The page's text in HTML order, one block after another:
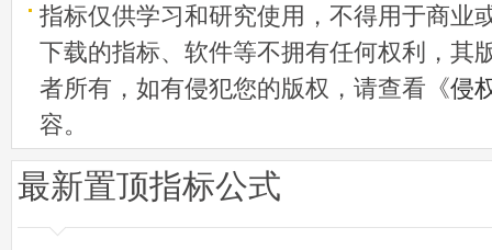
指标仅供学习和研究使用，不得用于商业
下载的指标、软件等不拥有任何权利，其
者所有，如有侵犯您的版权，请查看《侵
容。
最新置顶指标公式